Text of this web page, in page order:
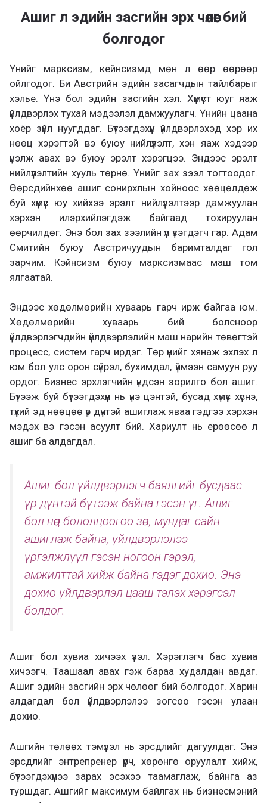
Ашиг л эдийн засгийн эрх чөлөөг бий
болгодог
Үнийг марксизм, кейнсизмд мөн л өөр өөрөөр
ойлгодог. Би Австрийн эдийн засагчдын тайлбарыг
хэлье. Үнэ бол эдийн засгийн хэл. Хүмүүст юуг яаж
үйлдвэрлэх тухай мэдээлэл дамжуулагч. Үнийн цаана
хоёр зүйл нуугддаг. Бүтээгдэхүүн үйлдвэрлэхэд хэр их
нөөц хэрэгтэй вэ буюу нийлүүлэлт, хэн яаж хэдээр
үнэлж авах вэ буюу эрэлт хэрэгцээ. Эндээс эрэлт
нийлүүлэлтийн хууль төрнө. Үнийг зах зээл тогтоодог.
Өөрсдийнхөө ашиг сонирхлын хойноос хөөцөлдөж
буй хүмүүс юу хийхээ эрэлт нийлүүлэлтээр дамжуулан
хэрхэн илэрхийлэгдэж байгаад тохируулан
өөрчилдөг. Энэ бол зах зээлийн үл үзэгдэгч гар. Адам
Смитийн буюу Австричуудын баримталдаг гол
зарчим. Кэйнсизм буюу марксизмаас маш том
ялгаатай.
Эндээс хөдөлмөрийн хуваарь гарч ирж байгаа юм.
Хөдөлмөрийн хуваарь бий болсноор
үйлдвэрлэгчдийн үйлдвэрлэлийн маш нарийн төвөгтэй
процесс, систем гарч ирдэг. Төр үнийг хянаж эхлэх л
юм бол улс орон сүйрэл, бухимдал, үймээн самуун руу
ордог. Бизнес эрхлэгчийн үндсэн зорилго бол ашиг.
Бүтээж буй бүтээгдэхүүн нь үнэ цэнтэй, бусад хүмүүс хүснэ,
түүхий эд нөөцөө үр дүнтэй ашиглаж яваа гэдгээ хэрхэн
мэдэх вэ гэсэн асуулт бий. Хариулт нь ерөөсөө л
ашиг ба алдагдал.
Ашиг бол үйлдвэрлэгч баялгийг бусдаас
үр дүнтэй бүтээж байна гэсэн үг. Ашиг
бол нөөц бололцоогоо зөв, мундаг сайн
ашиглаж байна, үйлдвэрлэлээ
үргэлжлүүл гэсэн ногоон гэрэл,
амжилттай хийж байна гэдэг дохио. Энэ
дохио үйлдвэрлэл цааш тэлэх хэрэгсэл
болдог.
Ашиг бол хувиа хичээх үзэл. Хэрэглэгч бас хувиа
хичээгч. Таашаал авах гэж бараа худалдан авдаг.
Ашиг эдийн засгийн эрх чөлөөг бий болгодог. Харин
алдагдал бол үйлдвэрлэлээ зогсоо гэсэн улаан
дохио.
Ашгийн төлөөх тэмүүлэл нь эрсдлийг дагуулдаг. Энэ
эрсдлийг энтрепренер үүрч, хөрөнгө оруулалт хийж,
бүтээгдэхүүнээ зарах эсэхээ таамаглаж, байнга аз
туршдаг. Ашгийг максимум байлгах нь бизнесмэний